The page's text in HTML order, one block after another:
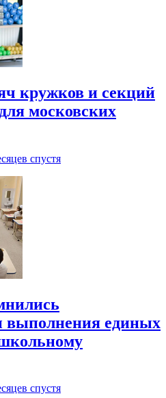
кружков и секций
московских
спустя
выполнения единых
спустя